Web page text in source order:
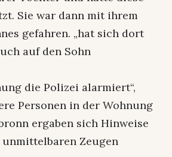
Sie war dann mit ihrem
gefahren. „hat sich dort
auf den Sohn
die Polizei alarmiert“,
Personen in der Wohnung
ergaben sich Hinweise
Zeugen